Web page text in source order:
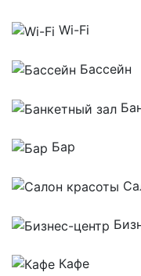
Wi-Fi
Бассейн
Бар
Кафе